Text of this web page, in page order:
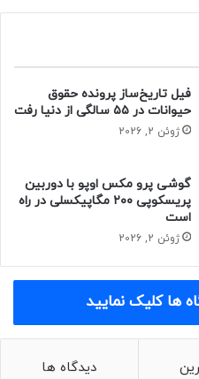
کاربران امکان شخصی‌سازی ویژگی Trending Topics یا پنهان
بخش موضوعات پرطرفدار،
فیل تاریخ‌ساز پرونده حقوق
حیوانات در ۵۵ سالگی از دنیا رفت
ژوئن 2, 2026
گوشی پرو مکس اوپو با دوربین
پریسکوپی ۲۰۰ مگاپیکسلی در راه
است
ژوئن 2, 2026
ها کلیک نمایید
دیدگاه ها